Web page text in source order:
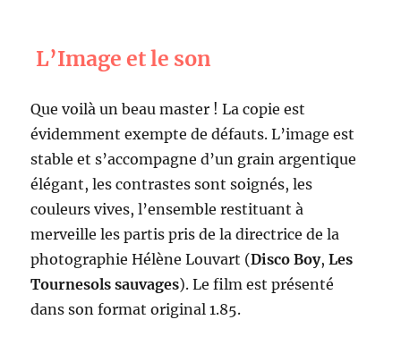
L’Image et le son
Que voilà un beau master ! La copie est
évidemment exempte de défauts. L’image est
stable et s’accompagne d’un grain argentique
élégant, les contrastes sont soignés, les
couleurs vives, l’ensemble restituant à
merveille les partis pris de la directrice de la
photographie Hélène Louvart (Disco Boy,Les
Tournesols sauvages). Le film est présenté
dans son format original 1.85.